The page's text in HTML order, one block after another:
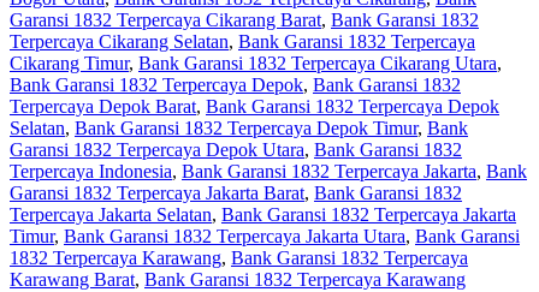
Garansi 1832 Terpercaya Cikarang Barat, Bank Garansi 1832
Terpercaya Cikarang Selatan, Bank Garansi 1832 Terpercaya
Cikarang Timur, Bank Garansi 1832 Terpercaya Cikarang Utara,
Bank Garansi 1832 Terpercaya Depok, Bank Garansi 1832
Terpercaya Depok Barat, Bank Garansi 1832 Terpercaya Depok
Selatan, Bank Garansi 1832 Terpercaya Depok Timur, Bank
Garansi 1832 Terpercaya Depok Utara, Bank Garansi 1832
Terpercaya Indonesia, Bank Garansi 1832 Terpercaya Jakarta, Bank
Garansi 1832 Terpercaya Jakarta Barat, Bank Garansi 1832
Terpercaya Jakarta Selatan, Bank Garansi 1832 Terpercaya Jakarta
Timur, Bank Garansi 1832 Terpercaya Jakarta Utara, Bank Garansi
1832 Terpercaya Karawang, Bank Garansi 1832 Terpercaya
Karawang Barat, Bank Garansi 1832 Terpercaya Karawang